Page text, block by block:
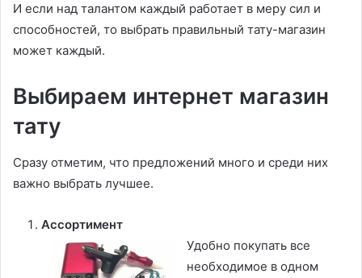
И если над талантом каждый работает в меру сил и
способностей, то выбрать правильный тату-магазин
может каждый.
Выбираем интернет магазин
тату
Сразу отметим, что предложений много и среди них
важно выбрать лучшее.
Ассортимент
Удобно покупать все
необходимое в одном